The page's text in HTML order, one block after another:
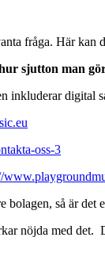
fråga. Här
sjutton man
inkluderar
oss-3
bolagen, så är det
nöjda med det.